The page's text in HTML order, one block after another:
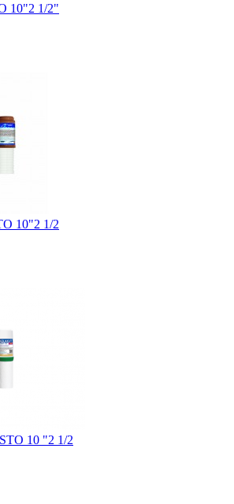
10"2 1/2"
10"2 1/2
10 "2 1/2